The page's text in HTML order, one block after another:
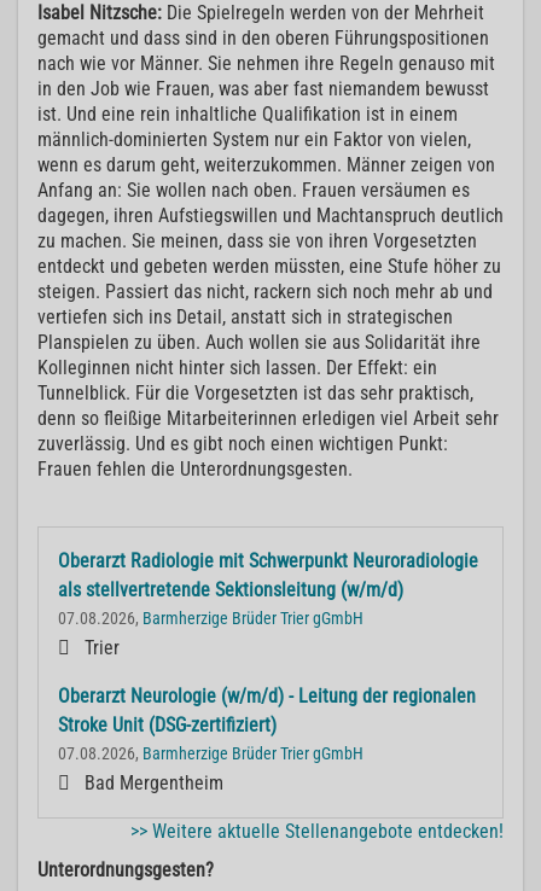
Isabel Nitzsche: Die Spielregeln werden von der Mehrheit
gemacht und dass sind in den oberen Führungspositionen
nach wie vor Männer. Sie nehmen ihre Regeln genauso mit
in den Job wie Frauen, was aber fast niemandem bewusst
ist. Und eine rein inhaltliche Qualifikation ist in einem
männlich-dominierten System nur ein Faktor von vielen,
wenn es darum geht, weiterzukommen. Männer zeigen von
Anfang an: Sie wollen nach oben. Frauen versäumen es
dagegen, ihren Aufstiegswillen und Machtanspruch deutlich
zu machen. Sie meinen, dass sie von ihren Vorgesetzten
entdeckt und gebeten werden müssten, eine Stufe höher zu
steigen. Passiert das nicht, rackern sich noch mehr ab und
vertiefen sich ins Detail, anstatt sich in strategischen
Planspielen zu üben. Auch wollen sie aus Solidarität ihre
Kolleginnen nicht hinter sich lassen. Der Effekt: ein
Tunnelblick. Für die Vorgesetzten ist das sehr praktisch,
denn so fleißige Mitarbeiterinnen erledigen viel Arbeit sehr
zuverlässig. Und es gibt noch einen wichtigen Punkt:
Frauen fehlen die Unterordnungsgesten.
Oberarzt Radiologie mit Schwerpunkt Neuroradiologie
als stellvertretende Sektionsleitung (w/m/d)
07.08.2026, Barmherzige Brüder Trier gGmbH
Trier
Oberarzt Neurologie (w/m/d) - Leitung der regionalen
Stroke Unit (DSG-zertifiziert)
07.08.2026, Barmherzige Brüder Trier gGmbH
Bad Mergentheim
>> Weitere aktuelle Stellenangebote entdecken!
Unterordnungsgesten?